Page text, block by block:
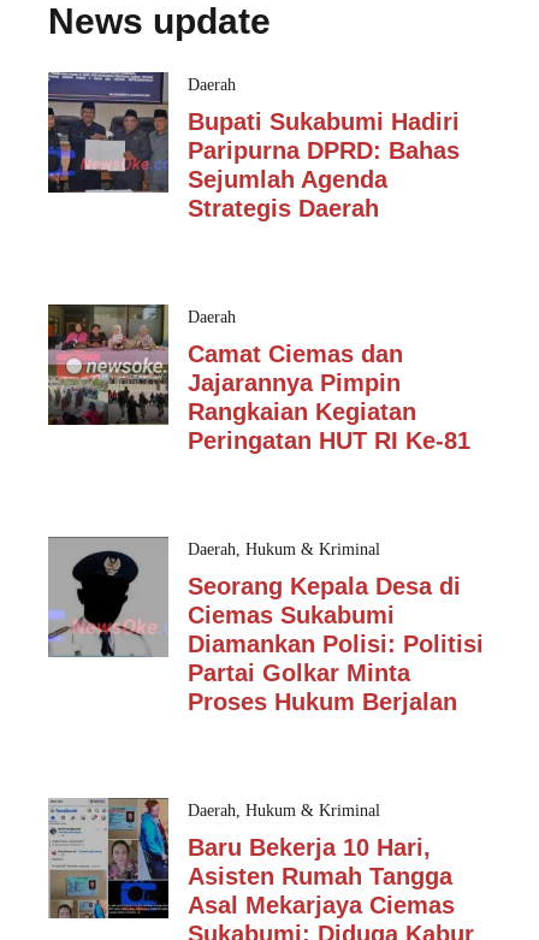
News update
Daerah
Bupati Sukabumi Hadiri
Paripurna DPRD: Bahas
Sejumlah Agenda
Strategis Daerah
Daerah
Camat Ciemas dan
Jajarannya Pimpin
Rangkaian Kegiatan
Peringatan HUT RI Ke-81
Daerah, Hukum & Kriminal
Seorang Kepala Desa di
Ciemas Sukabumi
Diamankan Polisi: Politisi
Partai Golkar Minta
Proses Hukum Berjalan
Daerah, Hukum & Kriminal
Baru Bekerja 10 Hari,
Asisten Rumah Tangga
Asal Mekarjaya Ciemas
Sukabumi: Diduga Kabur